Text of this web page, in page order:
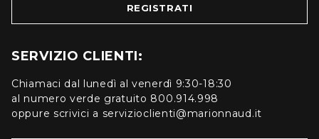
REGISTRATI
SERVIZIO CLIENTI:
Chiamaci dal lunedì al venerdì 9:30-18:30
al numero verde gratuito 800.914.998
oppure scrivici a servizioclienti@marionnaud.it